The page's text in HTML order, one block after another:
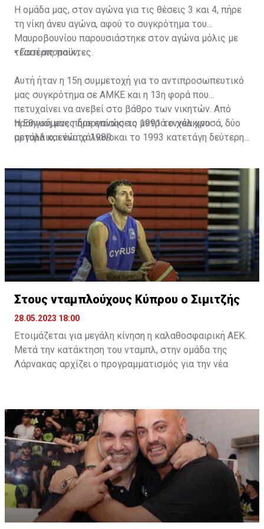
Η ομάδα μας, στον αγώνα για τις θέσεις 3 και 4, πήρε
τη νίκη άνευ αγώνα, αφού το συγκρότημα του
Μαυροβουνίου παρουσιάστηκε στον αγώνα μόλις με
τέσσερις παίκτες.
•Γιατί απορούν;
Αυτή ήταν η 15η συμμετοχή για το αντιπροσωπευτικό
μας συγκρότημα σε ΑΜΚΕ και η 13η φορά που
πετυχαίνει να ανεβεί στο βάθρο των νικητών. Από
προηγούμενες διοργανώσεις μετρά εννέα χρυσά, δύο
αργυρά και ένα χάλκινο.
Η Εθνική μας πήρε επίσης το 1991 το χάλκινο
μετάλλιο, ενώ το 1989 και το 1993 κατετάγη δεύτερη
διοργανώσεις πανηγύρισε το Χρυσό (1985, 1995, 1997,
2001, 2003, 2005, 2009, 2013, 2017). Οι μοναδικές
φορές που δεν πήρε μετάλλιο ήταν το 1987 και το
2019.
Στους νταμπλούχους Κύπρου ο Σιμιτζής
28.05.2023 18:00
Ετοιμάζεται για μεγάλη κίνηση η καλαθοσφαιρική ΑΕΚ.
Μετά την κατάκτηση του νταμπλ, στην ομάδα της
Λάρνακας αρχίζει ο προγραμματισμός για την νέα
Ο πρώην καλαθοσφαιριστής του ΑΠΟΕΛ θα συνεχίσει
την καριέρα του στους νταμπλούχους Κύπρου, αφού
ήδη υπάρχει συμφωνία μεταξύ των δύο πλευρών και
απομένουν τα τυπικά της ανακοίνωσης.